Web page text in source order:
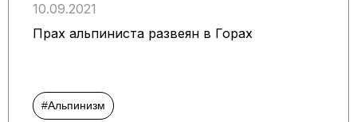
10.09.2021
Прах альпиниста развеян в Горах
#Альпинизм